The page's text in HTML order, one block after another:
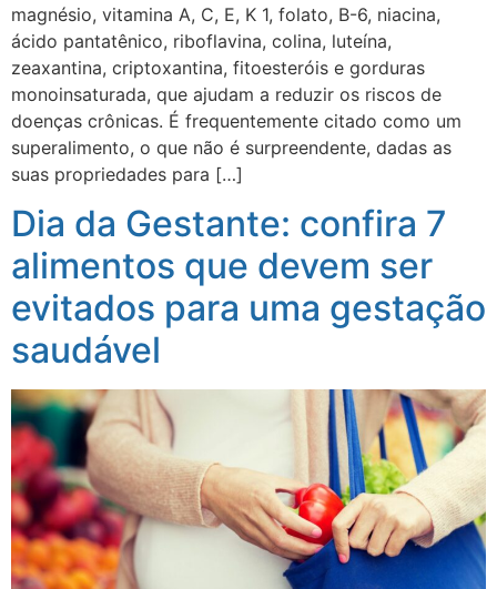
magnésio, vitamina A, C, E, K 1, folato, B-6, niacina,
ácido pantatênico, riboflavina, colina, luteína,
zeaxantina, criptoxantina, fitoesteróis e gorduras
monoinsaturada, que ajudam a reduzir os riscos de
doenças crônicas. É frequentemente citado como um
superalimento, o que não é surpreendente, dadas as
suas propriedades para […]
Dia da Gestante: confira 7
alimentos que devem ser
evitados para uma gestação
saudável